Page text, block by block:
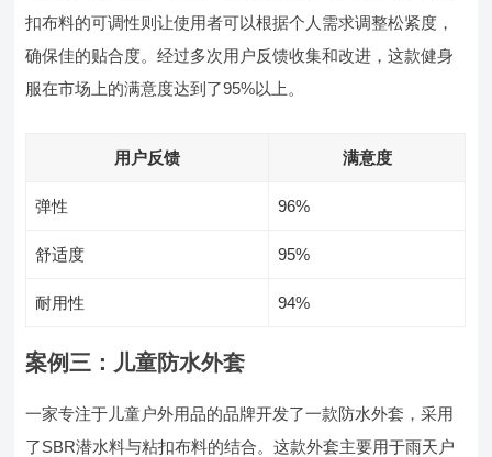
扣布料的可调性则让使用者可以根据个人需求调整松紧度，
确保佳的贴合度。经过多次用户反馈收集和改进，这款健身
服在市场上的满意度达到了95%以上。
用户反馈 满意度
弹性 96%
舒适度 95%
耐用性 94%
案例三：儿童防水外套
一家专注于儿童户外用品的品牌开发了一款防水外套，采用
了SBR潜水料与粘扣布料的结合。这款外套主要用于雨天户